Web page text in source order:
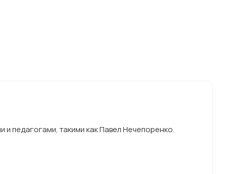
педагогами, такими как Павел Нечепоренко.